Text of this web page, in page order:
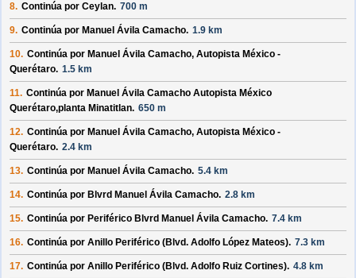
8. Continúa por Ceylan. 700 m
9. Continúa por Manuel Ávila Camacho. 1.9 km
10. Continúa por Manuel Ávila Camacho, Autopista México -
Querétaro. 1.5 km
11. Continúa por Manuel Ávila Camacho Autopista México
Querétaro,planta Minatitlan. 650 m
12. Continúa por Manuel Ávila Camacho, Autopista México -
Querétaro. 2.4 km
13. Continúa por Manuel Ávila Camacho. 5.4 km
14. Continúa por Blvrd Manuel Ávila Camacho. 2.8 km
15. Continúa por Periférico Blvrd Manuel Ávila Camacho. 7.4 km
16. Continúa por Anillo Periférico (Blvd. Adolfo López Mateos). 7.3 km
17. Continúa por Anillo Periférico (Blvd. Adolfo Ruiz Cortines). 4.8 km